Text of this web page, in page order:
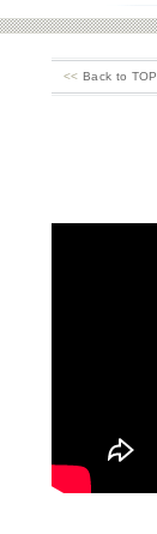
<< Back to TOP